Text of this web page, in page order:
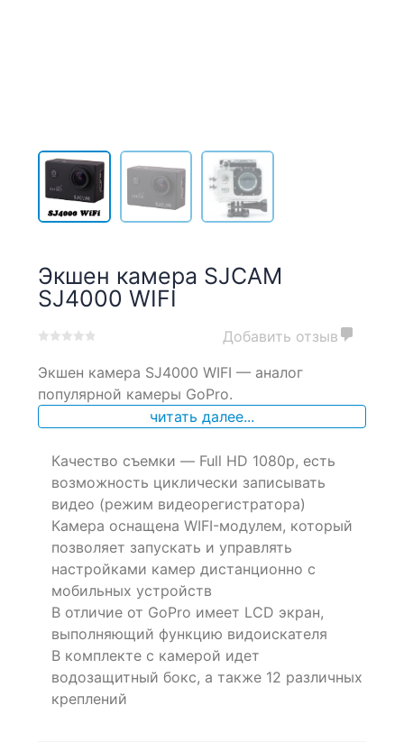
Экшен камера SJCAM
SJ4000 WIFI
out
based
ratings
Добавить отзыв
Экшен камера SJ4000 WIFI — аналог
популярной камеры GoPro.
читать далее...
Качество съемки — Full HD 1080p, есть
возможность циклически записывать
видео (режим видеорегистратора)
Камера оснащена WIFI-модулем, который
позволяет запускать и управлять
настройками камер дистанционно с
мобильных устройств
В отличие от GoPro имеет LCD экран,
выполняющий функцию видоискателя
В комплекте с камерой идет
водозащитный бокс, а также 12 различных
креплений